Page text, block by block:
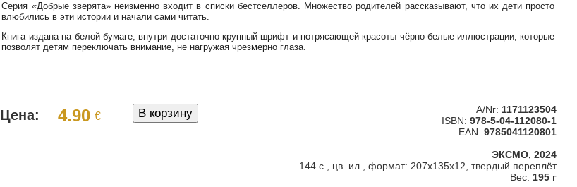
Серия «Добрые зверята» неизменно входит в списки бестселлеров. Множество родителей рассказывают, что их дети просто
влюбились в эти истории и начали сами читать.
Книга издана на белой бумаге, внутри достаточно крупный шрифт и потрясающей красоты чёрно-белые иллюстрации, которые
позволят детям переключать внимание, не нагружая чрезмерно глаза.
Цена: 4.90 € A/Nr: 1171123504
ISBN: 978-5-04-112080-1
EAN: 9785041120801
ЭКСМО, 2024
144 с., цв. ил., формат: 207x135x12, твердый переплёт
Вес: 195 г